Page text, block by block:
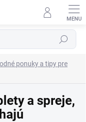
Hľadať
ponuky a tipy pre
a spreje,